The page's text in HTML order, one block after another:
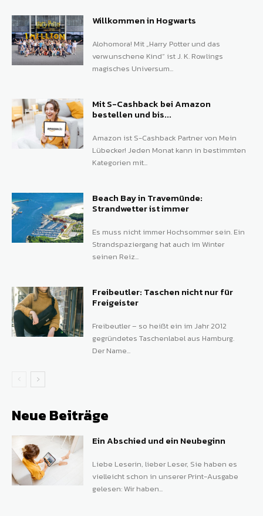
Willkommen in Hogwarts
Alohomora! Mit „Harry Potter und das
verwunschene Kind“ ist J. K. Rowlings
magisches Universum...
Mit S-Cashback bei Amazon
bestellen und bis...
Amazon ist S-Cashback Partner von Mein
Lübecker! Jeden Monat kann in bestimmten
Kategorien mit...
Beach Bay in Travemünde:
Strandwetter ist immer
Es muss nicht immer Hochsommer sein. Ein
Strandspaziergang hat auch im Winter
seinen Reiz...
Freibeutler: Taschen nicht nur für
Freigeister
Freibeutler – so heißt ein im Jahr 2012
gegründetes Taschenlabel aus Hamburg.
Der Name...
Neue Beiträge
Ein Abschied und ein Neubeginn
Liebe Leserin, lieber Leser, Sie haben es
vielleicht schon in unserer Print-Ausgabe
gelesen: Wir haben...